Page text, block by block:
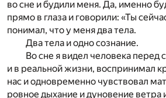
во сне и будили меня. Да, именно
прямо в глаза и говорили: «Ты
понимал, что у меня два тела.
Два тела и одно сознание.
Во сне я видел человека перед
и в реальной жизни, воспринимал
нас и одновременно чувствовал
ровное дыхание и дуновение ветра